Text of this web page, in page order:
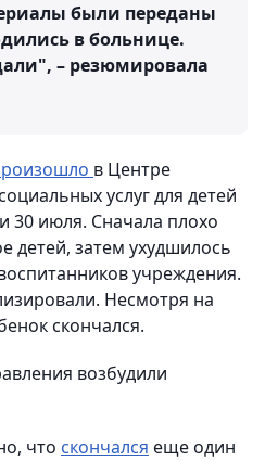
были переданы
в больнице.
– резюмировала
в Центре
услуг для детей
30 июля. Сначала плохо
детей, затем ухудшилось
учреждения.
Несмотря на
скончался.
возбудили
что скончался еще один